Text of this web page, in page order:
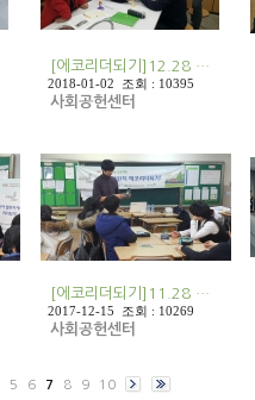
[에코리더되기]12.28 …
2018-01-02 조회 : 10395
사회공헌센터
[에코리더되기]11.28 …
2017-12-15 조회 : 10269
사회공헌센터
5 6 7 8 9 10